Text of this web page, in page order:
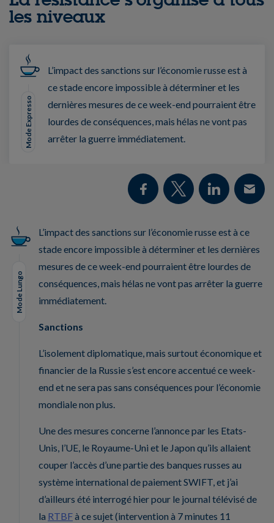
les niveaux
Mode Expresso
L’impact des sanctions sur l’économie russe est à
ce stade encore impossible à déterminer et les
dernières mesures de ce week-end pourraient être
lourdes de conséquences, mais hélas ne vont pas
arrêter la guerre immédiatement.
Mode Lungo
L’impact des sanctions sur l’économie russe est à ce
stade encore impossible à déterminer et les dernières
mesures de ce week-end pourraient être lourdes de
conséquences, mais hélas ne vont pas arrêter la guerre
immédiatement.
Sanctions
L’isolement diplomatique, mais surtout économique et
financier de la Russie s’est encore accentué ce week-
end et ne sera pas sans conséquences pour l’économie
mondiale non plus.
Une des mesures concerne l’annonce par les Etats-
Unis, l’UE, le Royaume-Uni et le Japon qu’ils allaient
couper l’accès d’une partie des banques russes au
système international de paiement SWIFT, et j’ai
d’ailleurs été interrogé hier pour le journal télévisé de
la RTBFà ce sujet (intervention à 7 minutes 11